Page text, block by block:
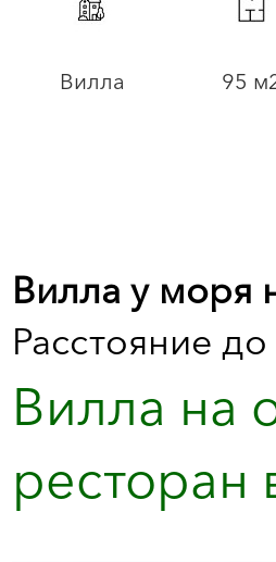
Вилла 95
Вилла у моря
Расстояние
Вилла на
ресторан